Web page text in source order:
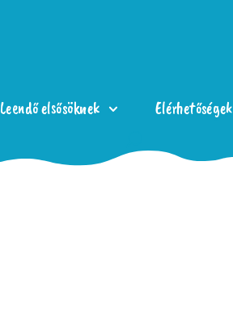
Leendő elsősöknek Elérhetőségek